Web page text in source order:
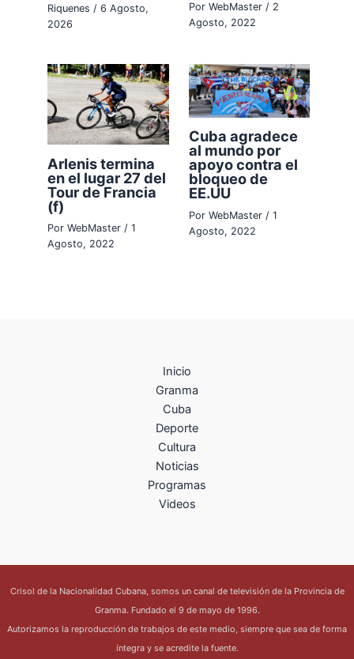
Riquenes/6 Agosto,
2026
Por WebMaster / 2
Agosto, 2022
Arlenis termina
en el lugar 27 del
Tour de Francia
(f)
PorWebMaster /1
Agosto, 2022
Cuba agradece
al mundo por
apoyo contra el
bloqueo de
EE.UU
Por WebMaster / 1
Agosto, 2022
Inicio
Granma
Cuba
Deporte
Cultura
Noticias
Programas
Videos
Crisol de la Nacionalidad Cubana, somos un canal de televisión de la Provincia de
Granma. Fundado el 9 de mayo de 1996.
Autorizamos la reproducción de trabajos de este medio, siempre que sea de forma
íntegra y se acredite la fuente.